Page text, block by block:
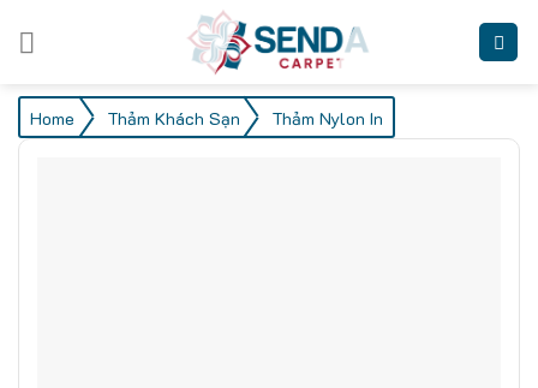
Home / Thảm Khách Sạn / Thảm Nylon In